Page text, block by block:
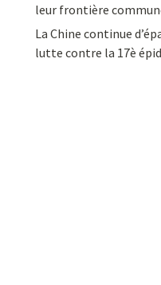
leur frontière
La Chine continue
lutte contre la 17è